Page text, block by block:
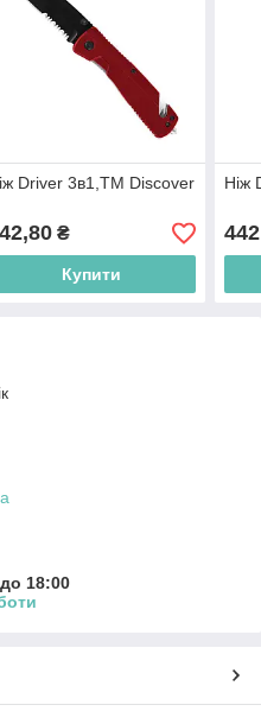
Driver 3в1,TM Discover
₴
Купити
Ніж
18:00